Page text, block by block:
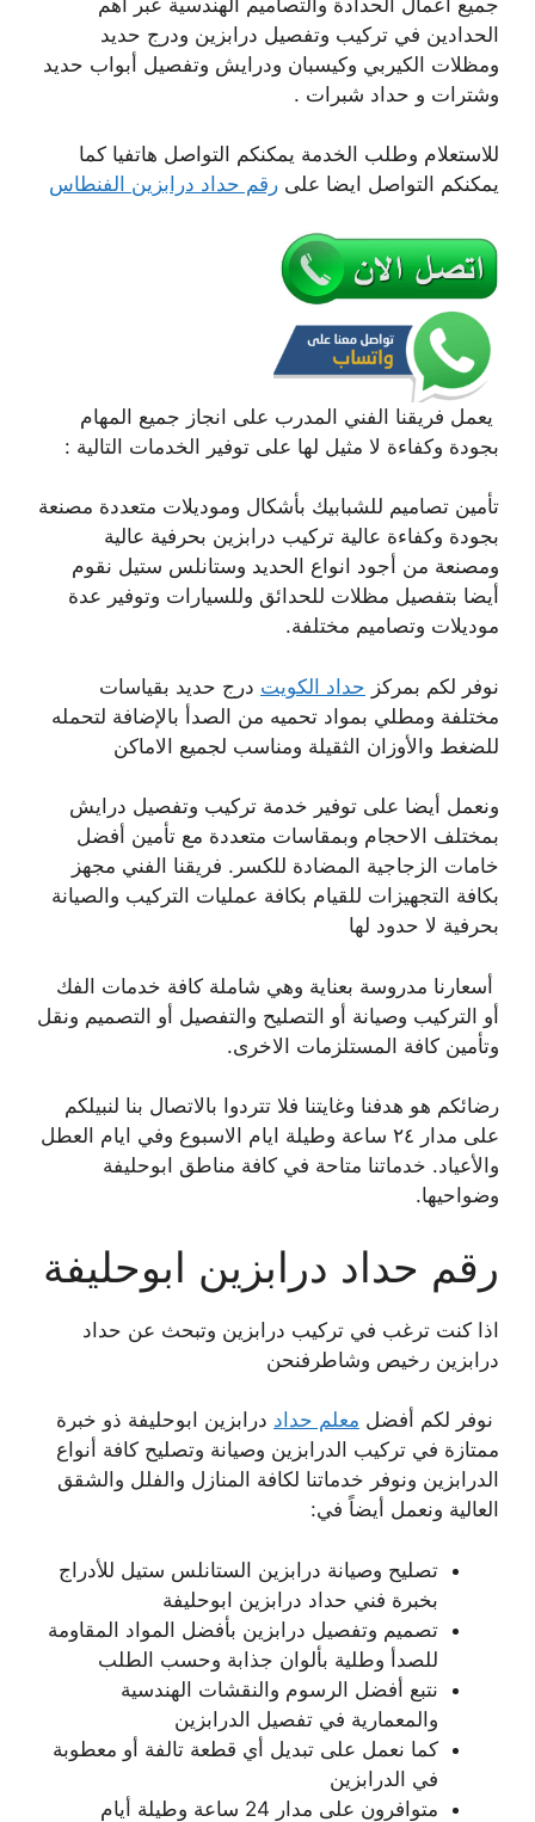
الحدادين في تركيب وتفصيل درابزين ودرج حديد
ومظلات الكيربي وكيسبان ودرايش وتفصيل أبواب حديد
وشترات و حداد شبرات .
للاستعلام وطلب الخدمة يمكنكم التواصل هاتفيا كما
يمكنكم التواصل ايضا على رقم حداد درابزين الفنطاس
يعمل فريقنا الفني المدرب على انجاز جميع المهام
بجودة وكفاءة لا مثيل لها على توفير الخدمات التالية :
تأمين تصاميم للشبابيك بأشكال وموديلات متعددة مصنعة
بجودة وكفاءة عالية تركيب درابزين بحرفية عالية
ومصنعة من أجود انواع الحديد وستانلس ستيل نقوم
أيضا بتفصيل مظلات للحدائق وللسيارات وتوفير عدة
موديلات وتصاميم مختلفة.
نوفر لكم بمركز حداد الكويت درج حديد بقياسات
مختلفة ومطلي بمواد تحميه من الصدأ بالإضافة لتحمله
للضغط والأوزان الثقيلة ومناسب لجميع الاماكن
ونعمل أيضا على توفير خدمة تركيب وتفصيل درايش
بمختلف الاحجام وبمقاسات متعددة مع تأمين أفضل
خامات الزجاجية المضادة للكسر. فريقنا الفني مجهز
بكافة التجهيزات للقيام بكافة عمليات التركيب والصيانة
بحرفية لا حدود لها
أسعارنا مدروسة بعناية وهي شاملة كافة خدمات الفك
أو التركيب وصيانة أو التصليح والتفصيل أو التصميم ونقل
وتأمين كافة المستلزمات الاخرى.
رضائكم هو هدفنا وغايتنا فلا تتردوا بالاتصال بنا لنبيلكم
على مدار ٢٤ ساعة وطيلة ايام الاسبوع وفي ايام العطل
والأعياد. خدماتنا متاحة في كافة مناطق ابوحليفة
وضواحيها.
رقم حداد درابزين ابوحليفة
اذا كنت ترغب في تركيب درابزين وتبحث عن حداد
درابزين رخيص وشاطرفنحن
نوفر لكم أفضل معلم حداد درابزين ابوحليفة ذو خبرة
ممتازة في تركيب الدرابزين وصيانة وتصليح كافة أنواع
الدرابزين ونوفر خدماتنا لكافة المنازل والفلل والشقق
العالية ونعمل أيضاً في:
تصليح وصيانة درابزين الستانلس ستيل للأدراج
بخبرة فني حداد درابزين ابوحليفة
تصميم وتفصيل درابزين بأفضل المواد المقاومة
للصدأ وطلية بألوان جذابة وحسب الطلب
نتبع أفضل الرسوم والنقشات الهندسية
والمعمارية في تفصيل الدرابزين
كما نعمل على تبديل أي قطعة تالفة أو معطوبة
في الدرابزين
متوافرون على مدار 24 ساعة وطيلة أيام